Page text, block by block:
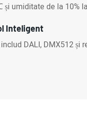
umiditate de la 10%
Inteligent
DALI, DMX512 și